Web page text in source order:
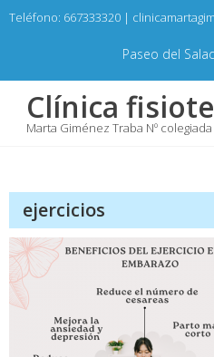
Skip
Teléfono: 667333320 |
Paseo del
Clínica
Marta Giménez Traba Nº colegiada
ejercicios